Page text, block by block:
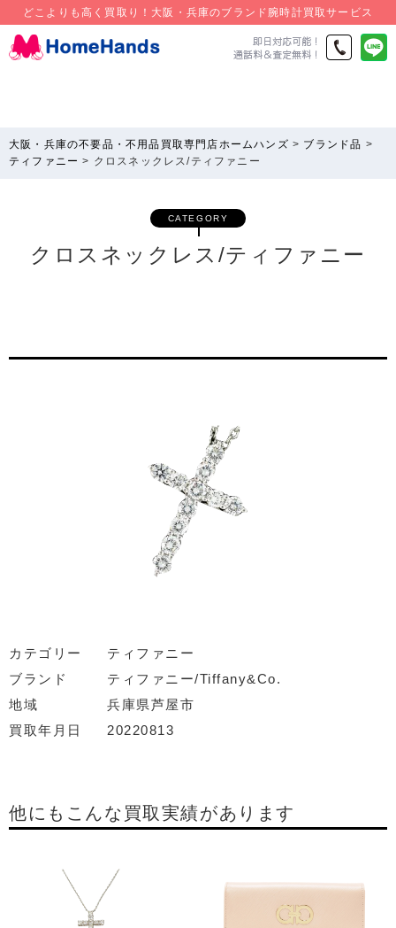
どこよりも高く買取り！大阪・兵庫のブランド腕時計買取サービス
大阪・兵庫の不要品・不用品買取専門店ホームハンズ > ブランド品 >
ティファニー > クロスネックレス/ティファニー
CATEGORY
クロスネックレス/ティファニー
カテゴリー
ティファニー
ブランド
ティファニー/Tiffany&Co.
地域
兵庫県芦屋市
買取年月日
20220813
他にもこんな買取実績があります